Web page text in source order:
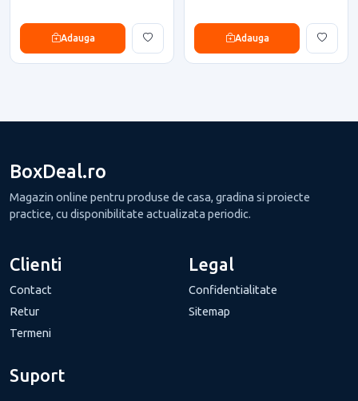
Adauga Adauga
BoxDeal.ro
Magazin online pentru produse de casa, gradina si proiecte
practice, cu disponibilitate actualizata periodic.
Clienti
Contact
Retur
Termeni
Legal
Confidentialitate
Sitemap
Suport